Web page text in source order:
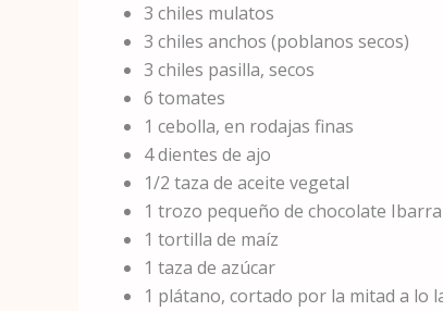
3 chiles mulatos
3 chiles anchos (poblanos secos)
3 chiles pasilla, secos
6 tomates
1 cebolla, en rodajas finas
4 dientes de ajo
1/2 taza de aceite vegetal
1 trozo pequeño de chocolate
1 tortilla de maíz
1 taza de azúcar
1 plátano, cortado por la mitad a lo